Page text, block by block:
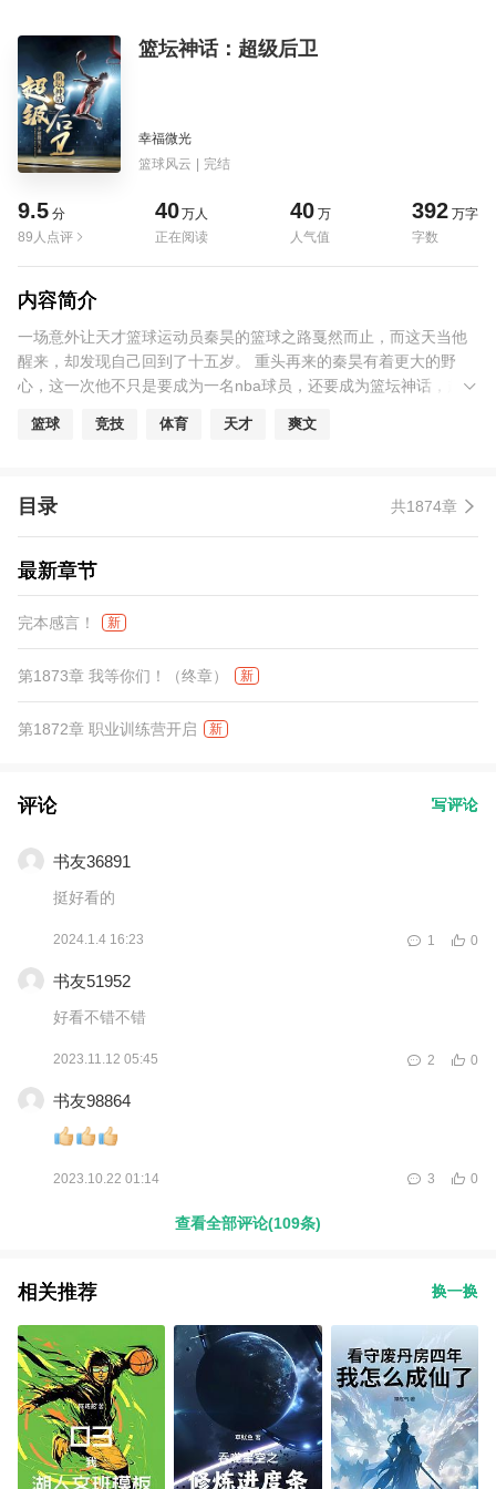
篮坛神话：超级后卫
幸福微光
篮球风云 | 完结
9.5 分
89人点评
40万人
正在阅读
40 万
人气值
392 万字
字数
内容简介
一场意外让天才篮球运动员秦昊的篮球之路戛然而止，而这天当他
醒来，却发现自己回到了十五岁。 重头再来的秦昊有着更大的野
心，这一次他不只是要成为一名nba球员，还要成为篮坛神话，超级
篮球 竞技 体育 天才 爽文
目录 共1874章
最新章节
完本感言！ 新
第1873章 我等你们！（终章） 新
第1872章 职业训练营开启 新
评论 写评论
书友36891
挺好看的
2024.1.4 16:23 0
1
书友51952
好看不错不错
2023.11.12 05:45 0
2
书友98864
2023.10.22 01:14 0
3
查看全部评论(109条)
相关推荐 换一换